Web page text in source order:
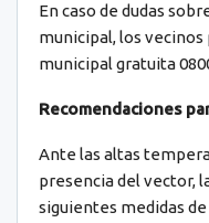
En caso de dudas
municipal, los
municipal gratuita
Recomendaciones
Ante las altas
presencia del vector,
siguientes medidas